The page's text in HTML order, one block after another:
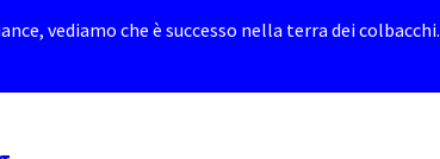
vediamo che è successo nella terra dei colbacchi.